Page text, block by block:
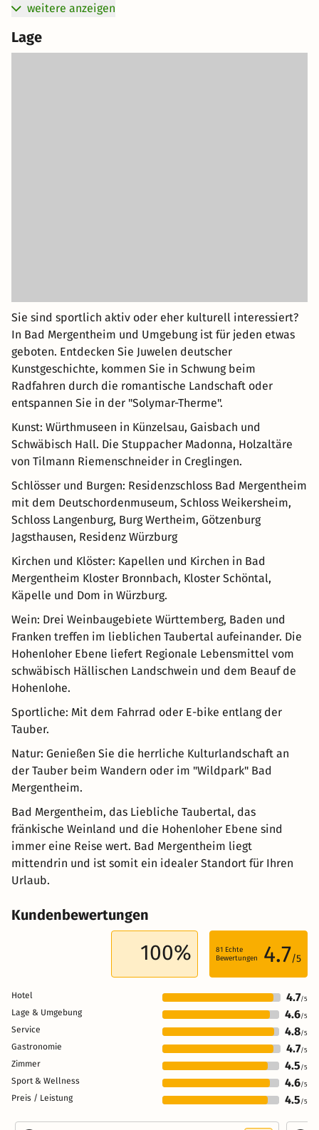
weitere anzeigen
Lage
Sie sind sportlich aktiv oder eher kulturell interessiert?
In Bad Mergentheim und Umgebung ist für jeden etwas
geboten. Entdecken Sie Juwelen deutscher
Kunstgeschichte, kommen Sie in Schwung beim
Radfahren durch die romantische Landschaft oder
entspannen Sie in der "Solymar-Therme".
Kunst: Würthmuseen in Künzelsau, Gaisbach und
Schwäbisch Hall. Die Stuppacher Madonna, Holzaltäre
von Tilmann Riemenschneider in Creglingen.
Schlösser und Burgen: Residenzschloss Bad Mergentheim
mit dem Deutschordenmuseum, Schloss Weikersheim,
Schloss Langenburg, Burg Wertheim, Götzenburg
Jagsthausen, Residenz Würzburg
Kirchen und Klöster: Kapellen und Kirchen in Bad
Mergentheim Kloster Bronnbach, Kloster Schöntal,
Käpelle und Dom in Würzburg.
Wein: Drei Weinbaugebiete Württemberg, Baden und
Franken treffen im lieblichen Taubertal aufeinander. Die
Hohenloher Ebene liefert Regionale Lebensmittel vom
schwäbisch Hällischen Landschwein und dem Beauf de
Hohenlohe.
Sportliche: Mit dem Fahrrad oder E-bike entlang der
Tauber.
Natur: Genießen Sie die herrliche Kulturlandschaft an
der Tauber beim Wandern oder im "Wildpark" Bad
Mergentheim.
Bad Mergentheim, das Liebliche Taubertal, das
fränkische Weinland und die Hohenloher Ebene sind
immer eine Reise wert. Bad Mergentheim liegt
mittendrin und ist somit ein idealer Standort für Ihren
Urlaub.
Kundenbewertungen
100% 81 Echte
Bewertungen
4.7/5
Hotel 4.7/5
Lage & Umgebung 4.6/5
Service 4.8/5
Gastronomie 4.7/5
Zimmer 4.5 /5
Sport & Wellness 4.6/5
Preis / Leistung 4.5 /5